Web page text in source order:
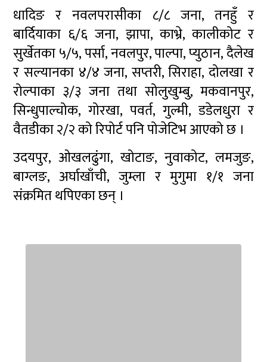
धादिङ र नवलपरासीका ८/८ जना, तनहुँ र
बार्दियाका ६/६ जना, झापा, काभ्रे, कालीकोट र
सुर्खेतका ५/५, पर्सा, नवलपुर, पाल्पा, प्युठान, दैलेख
र सल्यानका ४/४ जना, सप्तरी, सिराहा, दोलखा र
रोल्पाका ३/३ जना तथा सोलुखुम्बु, मकवानपुर,
सिन्धुपाल्चोक, गोरखा, पवर्त, गुल्मी, डडेलधुरा र
वैतडीका २/२ को रिपोर्ट पनि पोजेटिभ आएको छ ।
उदयपुर, ओखलढुंगा, खोटाङ, नुवाकोट, लमजुङ,
बाग्लङ, अर्घाखाँची, जुम्ला र मुगुमा १/१ जना
संक्रमित थपिएका छन् ।